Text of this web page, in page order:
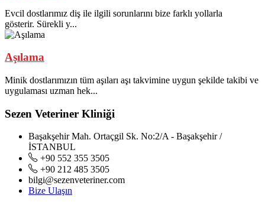
Evcil dostlarımız diş ile ilgili sorunlarını bize farklı yollarla
gösterir. Sürekli y...
Aşılama
Minik dostlarımızın tüm aşıları aşı takvimine uygun şekilde takibi ve
uygulaması uzman hek...
Sezen Veteriner Kliniği
Başakşehir Mah. Ortaçgil Sk. No:2/A - Başakşehir /
İSTANBUL
+90 552 355 3505
+90 212 485 3505
bilgi@sezenveteriner.com
Bize Ulaşın